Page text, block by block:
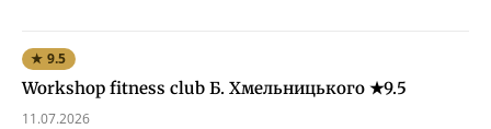
★ 9.5
Workshop fitness club Б. Хмельницького ★9.5
11.07.2026